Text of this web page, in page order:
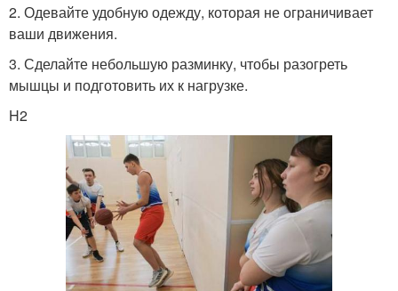
2. Одевайте удобную одежду, которая не ограничивает
ваши движения.
3. Сделайте небольшую разминку, чтобы разогреть
мышцы и подготовить их к нагрузке.
H2